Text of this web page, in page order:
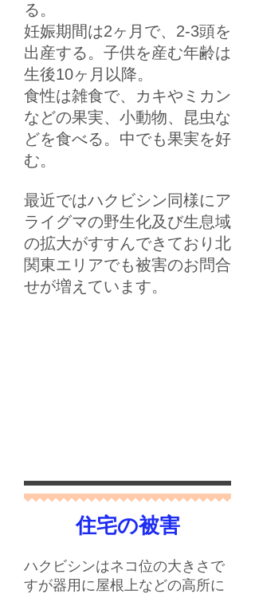
る。
妊娠期間は2ヶ月で、2-3頭を
出産する。子供を産む年齢は
生後10ヶ月以降。
食性は雑食で、カキやミカン
などの果実、小動物、昆虫な
どを食べる。中でも果実を好
む。
最近ではハクビシン同様にア
ライグマの野生化及び生息域
の拡大がすすんできており北
関東エリアでも被害のお問合
せが増えています。​
住宅の被害
ハクビシンはネコ位の大きさで
すが器用に屋根上などの高所に